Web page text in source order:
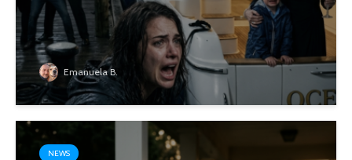
Emanuela B.
NEWS